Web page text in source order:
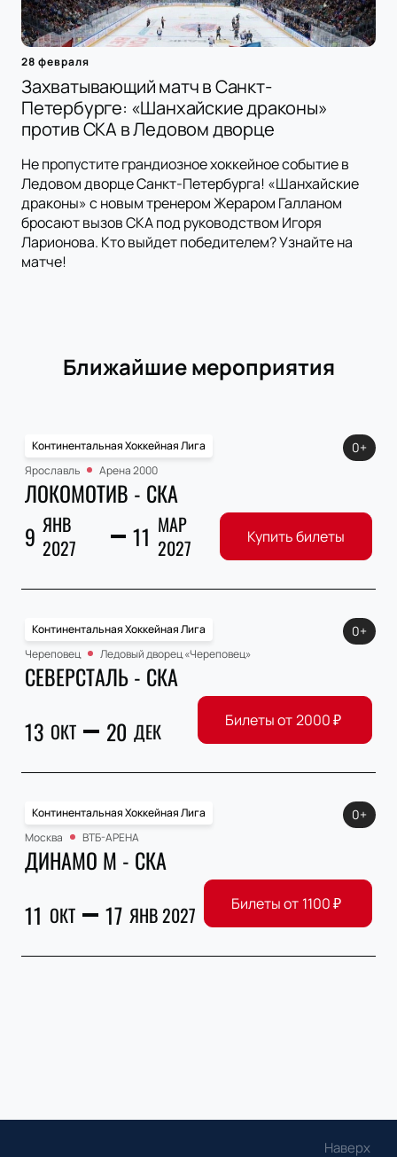
28 февраля
Захватывающий матч в Санкт-
Петербурге: «Шанхайские драконы»
против СКА в Ледовом дворце
Не пропустите грандиозное хоккейное событие в
Ледовом дворце Санкт-Петербурга! «Шанхайские
драконы» с новым тренером Жераром Галланом
бросают вызов СКА под руководством Игоря
Ларионова. Кто выйдет победителем? Узнайте на
матче!
Ближайшие мероприятия
Континентальная Хоккейная Лига
Ярославль
Арена 2000
ЛОКОМОТИВ - СКА
9 ЯНВ
2027
11 МАР
2027
0+
Купить билеты
Континентальная Хоккейная Лига
Череповец
Ледовый дворец «Череповец»
СЕВЕРСТАЛЬ - СКА
13 ОКТ 20 ДЕК
0+
Билеты от2000₽
Континентальная Хоккейная Лига
Москва
ВТБ-АРЕНА
ДИНАМО М - СКА
11 ОКТ 17 ЯНВ 2027
0+
Билеты от 1100₽
Наверх